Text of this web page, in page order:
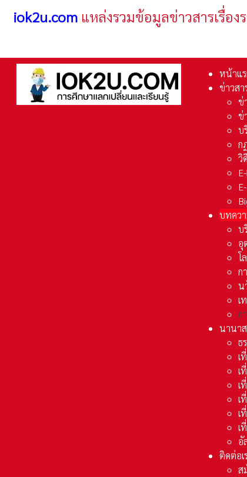
iok2u.com แหล่งรวมข้อมูลข่าวสารเรื่อ
หน้าแ
ข่าวสา
ข่
ข่
บ
ก
วิ
บทคว
บ
อุ
โ
ก
น
เ
ก
นานาส
ธ
เ
เ
เ
เ
เ
เ
อั
ติดต่อเ
ส